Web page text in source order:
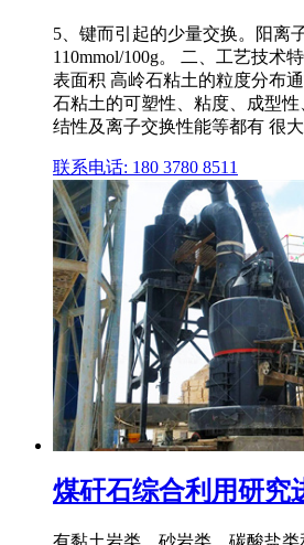
5、键而引起的少量交换。阳离
110mmol/100g。 二、工艺技术
表面积 高岭石粘土的粒度分布
石粘土的可塑性、粘度、成型
结性及离子交换性能等都有 很大
联系电话: 180 3780 8511
煤矸石综合利用研究